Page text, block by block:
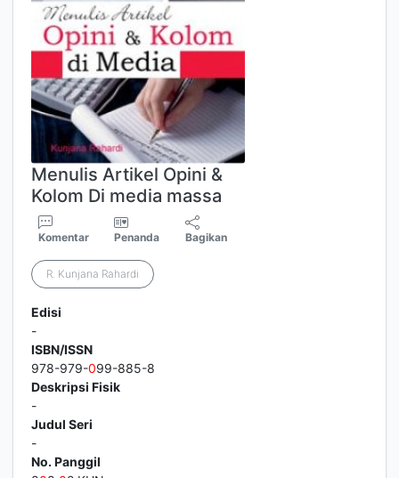
Menulis Artikel Opini &
Kolom Di media massa
Komentar Penanda Bagikan
R. Kunjana Rahardi
Edisi
-
ISBN/ISSN
978-979-099-885-8
Deskripsi Fisik
-
Judul Seri
-
No. Panggil